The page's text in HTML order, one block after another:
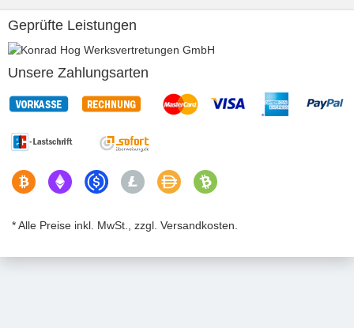
Geprüfte Leistungen
Unsere Zahlungsarten
* Alle Preise inkl. MwSt., zzgl. Versandkosten.